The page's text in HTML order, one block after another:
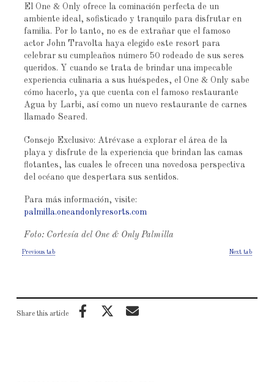
El One & Only ofrece la cominación perfecta de un
ambiente ideal, sofisticado y tranquilo para disfrutar en
familia. Por lo tanto, no es de extrañar que el famoso
actor John Travolta haya elegido este resort para
celebrar su cumpleaños número 50 rodeado de sus seres
queridos. Y cuando se trata de brindar una impecable
experiencia culinaria a sus huéspedes, el One & Only sabe
cómo hacerlo, ya que cuenta con el famoso restaurante
Agua by Larbi, así como un nuevo restaurante de carnes
llamado Seared.
Consejo Exclusivo: Atrévase a explorar el área de la
playa y disfrute de la experiencia que brindan las camas
flotantes, las cuales le ofrecen una novedosa perspectiva
del océano que despertara sus sentidos.
Para más información, visite:
palmilla.oneandonlyresorts.com
Foto: Cortesía del One & Only Palmilla
Previous tab Next tab
Share this article